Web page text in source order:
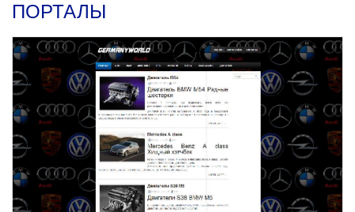
ПОРТАЛЫ